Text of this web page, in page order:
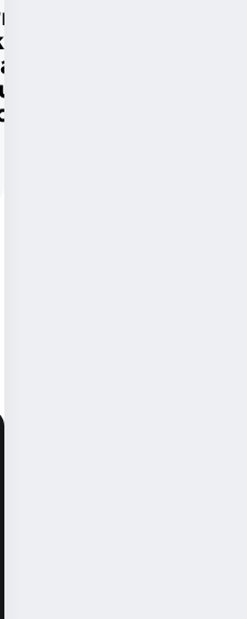
qo’ydi
40 xil
yosh